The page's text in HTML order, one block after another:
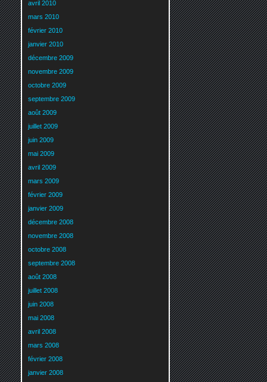
avril 2010
mars 2010
février 2010
janvier 2010
décembre 2009
novembre 2009
octobre 2009
septembre 2009
août 2009
juillet 2009
juin 2009
mai 2009
avril 2009
mars 2009
février 2009
janvier 2009
décembre 2008
novembre 2008
octobre 2008
septembre 2008
août 2008
juillet 2008
juin 2008
mai 2008
avril 2008
mars 2008
février 2008
janvier 2008